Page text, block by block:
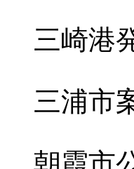
三崎港
三浦市